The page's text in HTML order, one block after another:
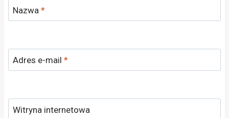
Nazwa *
Adres e-mail *
Witryna internetowa